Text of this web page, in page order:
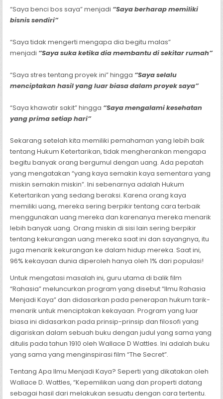
“Saya benci bos saya” menjadi “Saya berharap memiliki
bisnis sendiri”
“Saya tidak mengerti mengapa dia begitu malas”
menjadi “Saya suka ketika dia membantu di sekitar rumah”
“Saya stres tentang proyek ini” hingga “Saya selalu
menciptakan hasil yang luar biasa dalam proyek saya”
“Saya khawatir sakit” hingga “Saya mengalami kesehatan
yang prima setiap hari”
Sekarang setelah kita memiliki pemahaman yang lebih baik
tentang Hukum Ketertarikan, tidak mengherankan mengapa
begitu banyak orang bergumul dengan uang. Ada pepatah
yang mengatakan “yang kaya semakin kaya sementara yang
miskin semakin miskin”. Ini sebenarnya adalah Hukum
Ketertarikan yang sedang beraksi. Karena orang kaya
memiliki uang, mereka sering berpikir tentang cara terbaik
menggunakan uang mereka dan karenanya mereka menarik
lebih banyak uang. Orang miskin di sisi lain sering berpikir
tentang kekurangan uang mereka saat ini dan sayangnya, itu
juga menarik kekurangan ke dalam hidup mereka. Saat ini,
96% kekayaan dunia diperoleh hanya oleh 1% dari populasi!
Untuk mengatasi masalah ini, guru utama di balik film
“Rahasia” meluncurkan program yang disebut “Ilmu Rahasia
Menjadi Kaya” dan didasarkan pada penerapan hukum tarik-
menarik untuk menciptakan kekayaan. Program yang luar
biasa ini didasarkan pada prinsip-prinsip dan filosofi yang
digariskan dalam sebuah buku dengan judul yang sama yang
ditulis pada tahun 1910 oleh Wallace D Wattles. Ini adalah buku
yang sama yang menginspirasi film “The Secret”.
Tentang Apa Ilmu Menjadi Kaya? Seperti yang dikatakan oleh
Wallace D. Wattles, “Kepemilikan uang dan properti datang
sebagai hasil dari melakukan sesuatu dengan cara tertentu.